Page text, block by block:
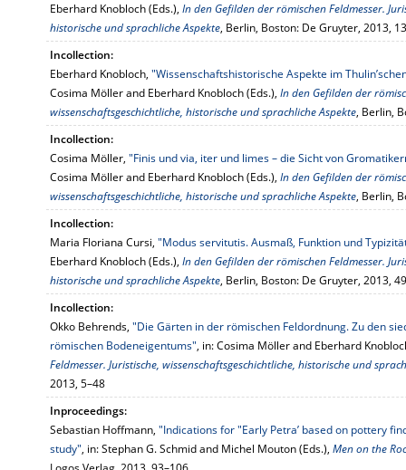
Eberhard Knobloch (Eds.), In den Gefilden der römischen Feldmesser.
historische und sprachliche Aspekte, Berlin, Boston: De Gruyter, 2013,
Incollection:
Eberhard Knobloch, "Wissenschaftshistorische Aspekte im
Cosima Möller and Eberhard Knobloch (Eds.), In den Gefilden der
wissenschaftsgeschichtliche, historische und sprachliche Aspekte, Berlin,
Incollection:
Cosima Möller, "Finis und via, iter und limes – die Sicht von
Cosima Möller and Eberhard Knobloch (Eds.), In den Gefilden der
wissenschaftsgeschichtliche, historische und sprachliche Aspekte, Berlin,
Incollection:
Maria Floriana Cursi, "Modus servitutis. Ausmaß, Funktion und
Eberhard Knobloch (Eds.), In den Gefilden der römischen Feldmesser.
historische und sprachliche Aspekte, Berlin, Boston: De Gruyter, 2013,
Incollection:
Okko Behrends, "Die Gärten in der römischen Feldordnung. Zu den
römischen Bodeneigentums", in: Cosima Möller and Eberhard
Feldmesser. Juristische, wissenschaftsgeschichtliche, historische und
2013, 5–48
Inproceedings:
Sebastian Hoffmann, "Indications for "Early Petra’ based on pottery
study", in: Stephan G. Schmid and Michel Mouton (Eds.), Men on the